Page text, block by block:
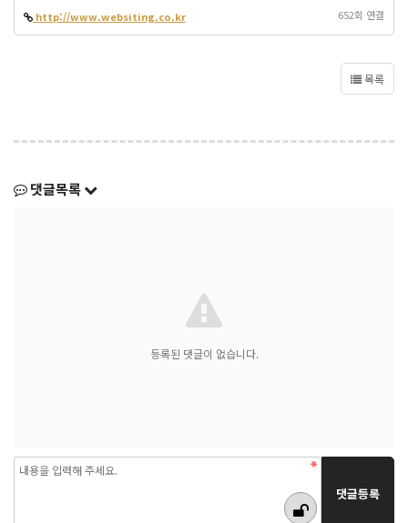
http://www.websiting.co.kr 652회 연결
목록
댓글목록
등록된 댓글이 없습니다.